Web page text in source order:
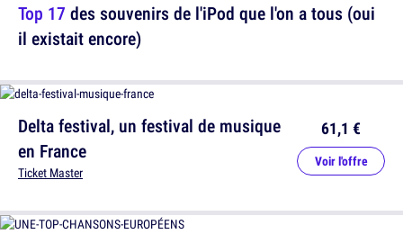
Top 17 des souvenirs de l'iPod que l'on a tous (oui
il existait encore)
Delta festival, un festival de musique
en France
Ticket Master
61,1 €
Voir l'offre